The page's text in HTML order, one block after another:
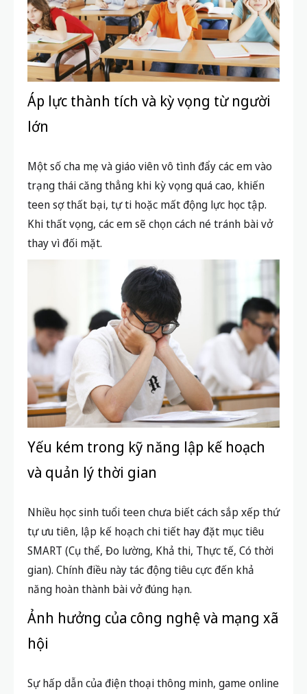
Áp lực thành tích và kỳ vọng từ người
lớn
Một số cha mẹ và giáo viên vô tình đẩy các em vào
trạng thái căng thẳng khi kỳ vọng quá cao, khiến
teen sợ thất bại, tự ti hoặc mất động lực học tập.
Khi thất vọng, các em sẽ chọn cách né tránh bài vở
thay vì đối mặt.
Yếu kém trong kỹ năng lập kế hoạch
và quản lý thời gian
Nhiều học sinh tuổi teen chưa biết cách sắp xếp thứ
tự ưu tiên, lập kế hoạch chi tiết hay đặt mục tiêu
SMART (Cụ thể, Đo lường, Khả thi, Thực tế, Có thời
gian). Chính điều này tác động tiêu cực đến khả
năng hoàn thành bài vở đúng hạn.
Ảnh hưởng của công nghệ và mạng xã
hội
Sự hấp dẫn của điện thoại thông minh, game online